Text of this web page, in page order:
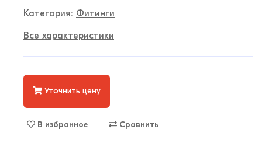
Категория: Фитинги
Все характеристики
Уточнить цену
В избранное Сравнить